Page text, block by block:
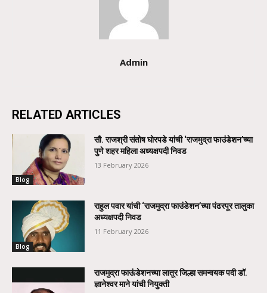
Admin
RELATED ARTICLES
Blog
सौ. राजश्री संतोष घोरपडे यांची ‘राजमुद्रा फाउंडेशन’च्या
पुणे शहर महिला अध्यक्षपदी निवड
13 February 2026
Blog
राहुल पवार यांची ‘राजमुद्रा फाउंडेशन’च्या पंढरपूर तालुका
अध्यक्षपदी निवड
11 February 2026
राजमुद्रा फाऊंडेशनच्या लातूर जिल्हा समन्वयक पदी डॉ.
ज्ञानेश्वर माने यांची नियुक्ती